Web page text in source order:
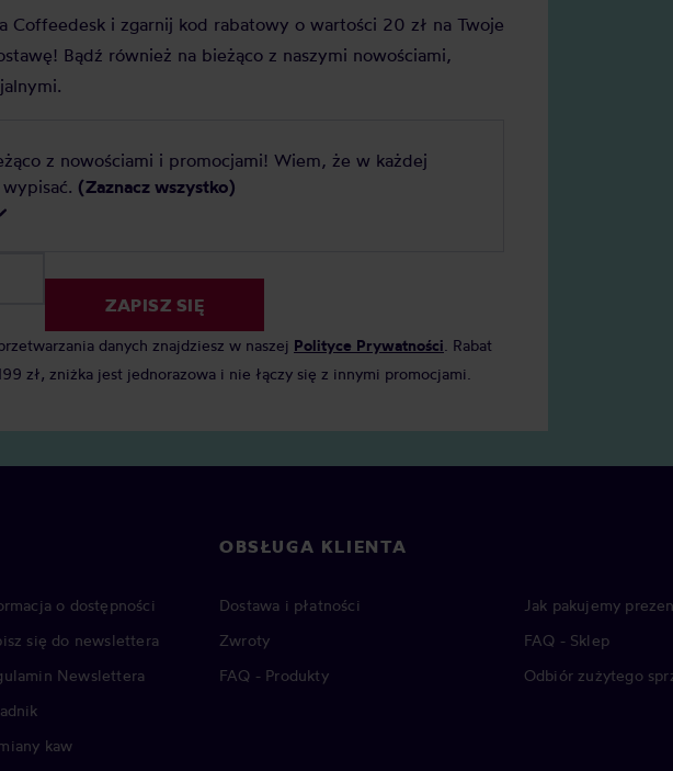
Coffeedesk i zgarnij kod rabatowy o wartości 20 zł na Twoje
Bądź również na bieżąco z naszymi nowościami,
z nowościami i promocjami! Wiem, że w każdej
(Zaznacz wszystko)
ZAPISZ SIĘ
danych znajdziesz w naszej Polityce Prywatności . Rabat
zł, zniżka jest jednorazowa i nie łączy się z innymi promocjami.
o dostępności
się do newslettera
Newslettera
kaw
OBSŁUGA KLIENTA
Dostawa i płatności
Zwroty
FAQ - Produkty
Jak pakujemy
FAQ - Sklep
Odbiór zużytego